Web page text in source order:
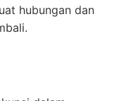
hubungan dan